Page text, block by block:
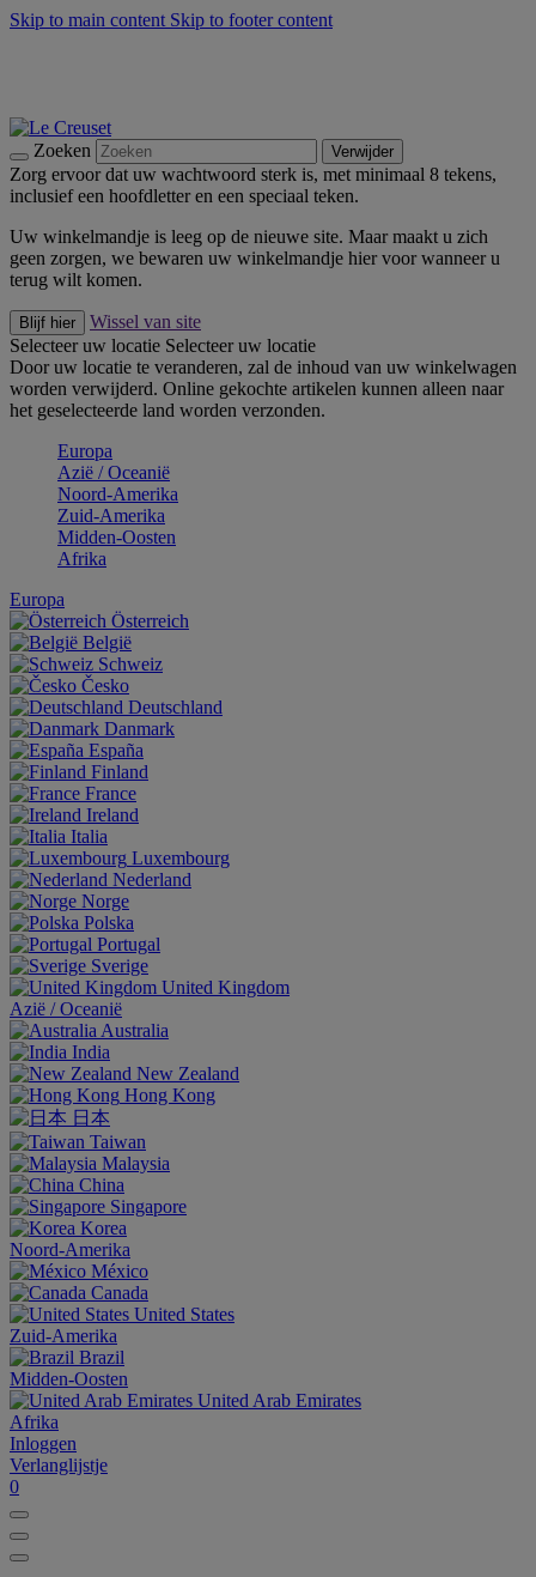
Skip to main content Skip to footer content
Zoeken Verwijder
Zorg ervoor dat uw wachtwoord sterk is, met minimaal 8 tekens,
inclusief een hoofdletter en een speciaal teken.
Uw winkelmandje is leeg op de nieuwe site. Maar maakt u zich
geen zorgen, we bewaren uw winkelmandje hier voor wanneer u
terug wilt komen.
Blijf hier
Wissel van site
Selecteer uw locatie Selecteer uw locatie
Door uw locatie te veranderen, zal de inhoud van uw winkelwagen
worden verwijderd. Online gekochte artikelen kunnen alleen naar
het geselecteerde land worden verzonden.
Europa
Aziё / Oceaniё
Noord-Amerika
Zuid-Amerika
Midden-Oosten
Afrika
Europa
Österreich
België
Schweiz
Česko
Deutschland
Danmark
España
Finland
France
Ireland
Italia
Luxembourg
Nederland
Norge
Polska
Portugal
Sverige
United Kingdom
Aziё / Oceaniё
Australia
India
New Zealand
Hong Kong
日本
Taiwan
Malaysia
China
Singapore
Korea
Noord-Amerika
México
Canada
United States
Zuid-Amerika
Brazil
Midden-Oosten
United Arab Emirates
Afrika
Inloggen
Verlanglijstje
0